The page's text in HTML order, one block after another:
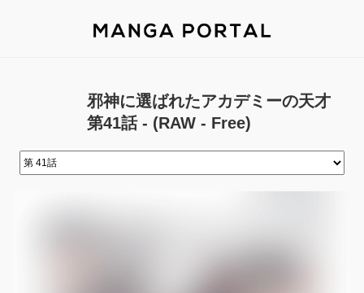
邪神に選ばれたアカデミーの天才
第41話 - (RAW - Free)